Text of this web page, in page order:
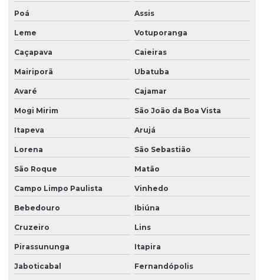
Facility services limpeza
Facility serviços terceirizados
Lavadora de piso para galpão
Lavagem de vidros e fachadas
Limpeza e conservação terceirizada
Limpeza conservação e zeladoria
Limpeza empresarial
Limpeza empresarial especializada
Limpeza empresarial terceirizada
Limpeza escritorio terceirizada
Limpeza de fachada comercial
Poá Assis
Leme Votuporanga
Caçapava Caieiras
Mairiporã Ubatuba
Avaré Cajamar
Mogi Mirim São João da Boa Vista
Itapeva Arujá
Lorena São Sebastião
São Roque Matão
Campo Limpo Paulista Vinhedo
Bebedouro Ibiúna
Cruzeiro Lins
Pirassununga Itapira
Jaboticabal Fernandópolis